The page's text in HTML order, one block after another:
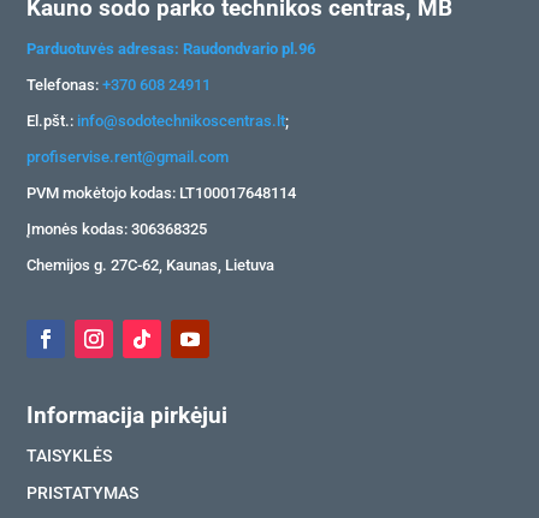
Kauno sodo parko technikos centras, MB
Parduotuvės adresas: Raudondvario pl.96
Telefonas:+370 608 24911
El.pšt.: info@sodotechnikoscentras.lt;
profiservise.rent@gmail.com
PVM mokėtojo kodas: LT100017648114
Įmonės kodas: 306368325
Chemijos g. 27C-62, Kaunas, Lietuva
Informacija pirkėjui
TAISYKLĖS
PRISTATYMAS